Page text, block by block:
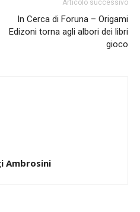
Articolo successivo
In Cerca di Foruna – Origami
Edizoni torna agli albori dei libri
gioco
Ambrosini